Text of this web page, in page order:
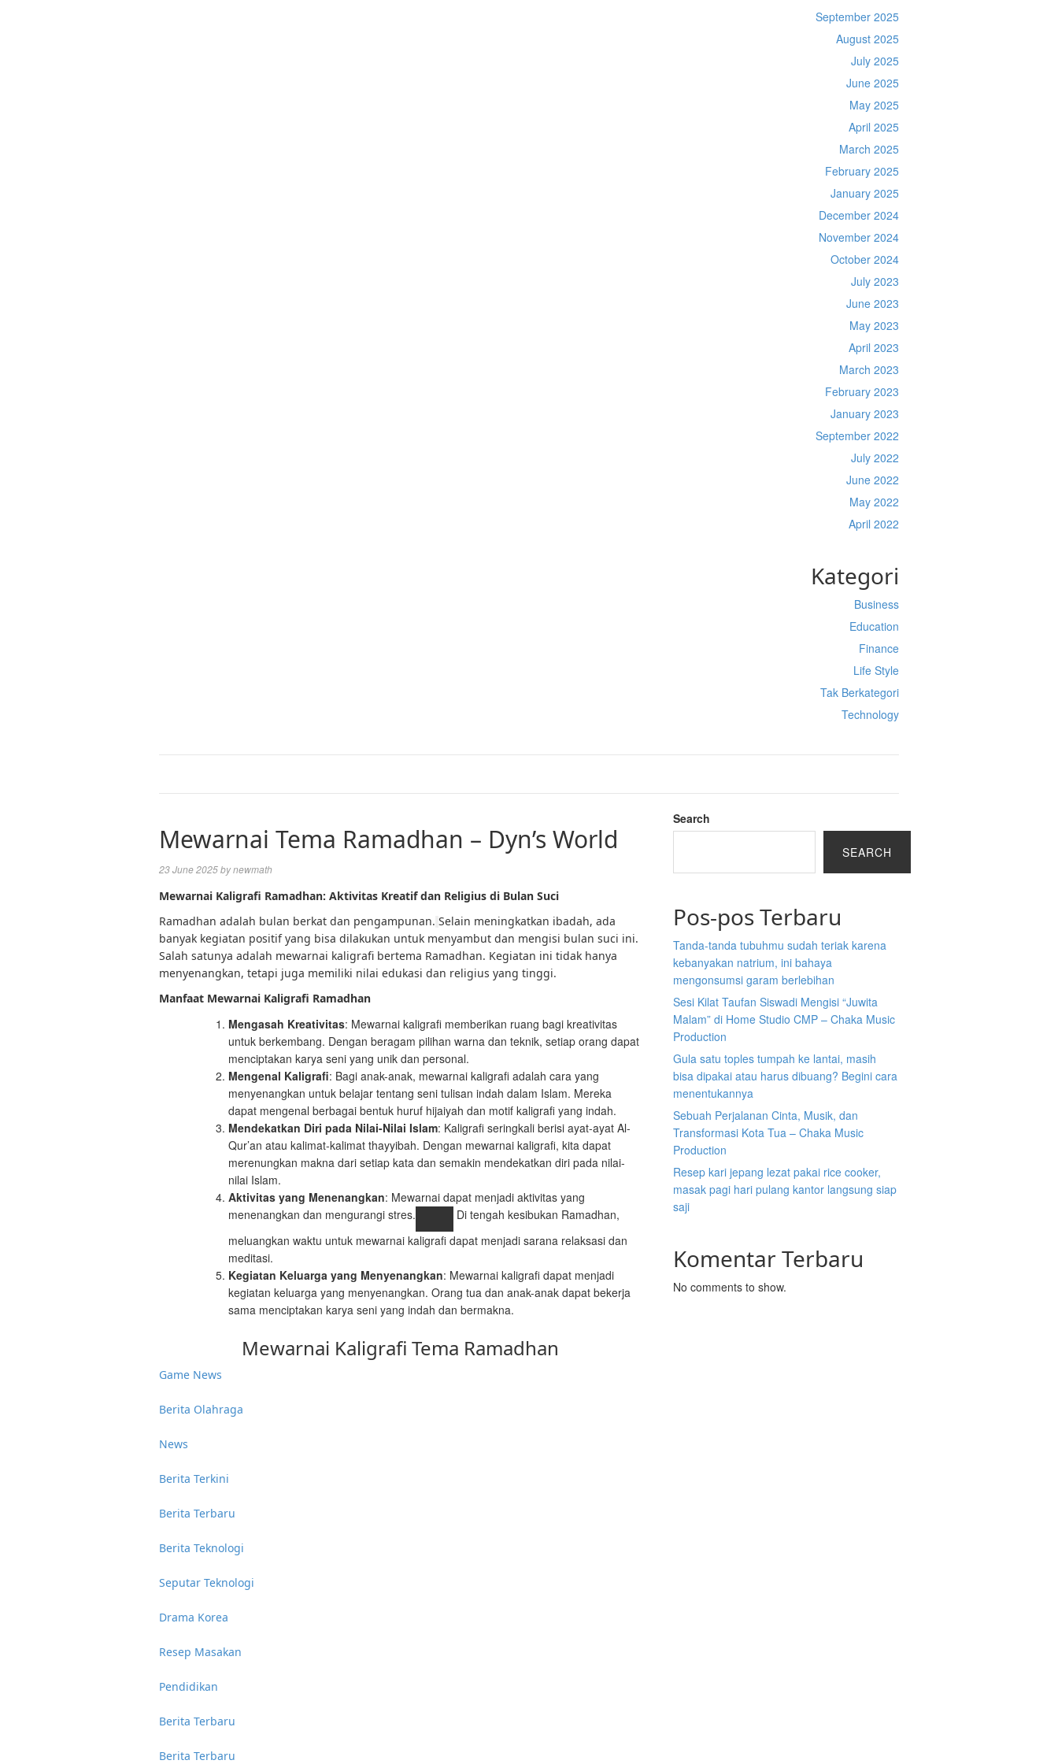
September 2025
August 2025
July 2025
June 2025
May 2025
April 2025
March 2025
February 2025
January 2025
December 2024
November 2024
October 2024
July 2023
June 2023
May 2023
April 2023
March 2023
February 2023
January 2023
September 2022
July 2022
June 2022
May 2022
April 2022
Kategori
Business
Education
Finance
Life Style
Tak Berkategori
Technology
Mewarnai Tema Ramadhan – Dyn’s World
23 June 2025bynewmath
Mewarnai Kaligrafi Ramadhan: Aktivitas Kreatif dan Religius di Bulan Suci
Ramadhan adalah bulan berkat dan pengampunan. Selain meningkatkan ibadah, ada
banyak kegiatan positif yang bisa dilakukan untuk menyambut dan mengisi bulan suci ini.
Salah satunya adalah mewarnai kaligrafi bertema Ramadhan. Kegiatan ini tidak hanya
menyenangkan, tetapi juga memiliki nilai edukasi dan religius yang tinggi.
Manfaat Mewarnai Kaligrafi Ramadhan
Mengasah Kreativitas: Mewarnai kaligrafi memberikan ruang bagi kreativitas
untuk berkembang. Dengan beragam pilihan warna dan teknik, setiap orang dapat
menciptakan karya seni yang unik dan personal.
Mengenal Kaligrafi: Bagi anak-anak, mewarnai kaligrafi adalah cara yang
menyenangkan untuk belajar tentang seni tulisan indah dalam Islam. Mereka
dapat mengenal berbagai bentuk huruf hijaiyah dan motif kaligrafi yang indah.
Mendekatkan Diri pada Nilai-Nilai Islam: Kaligrafi seringkali berisi ayat-ayat Al-
Qur’an atau kalimat-kalimat thayyibah. Dengan mewarnai kaligrafi, kita dapat
merenungkan makna dari setiap kata dan semakin mendekatkan diri pada nilai-
nilai Islam.
Aktivitas yang Menenangkan: Mewarnai dapat menjadi aktivitas yang
menenangkan dan mengurangi stres.
Di tengah kesibukan Ramadhan,
meluangkan waktu untuk mewarnai kaligrafi dapat menjadi sarana relaksasi dan
meditasi.
Kegiatan Keluarga yang Menyenangkan: Mewarnai kaligrafi dapat menjadi
kegiatan keluarga yang menyenangkan. Orang tua dan anak-anak dapat bekerja
sama menciptakan karya seni yang indah dan bermakna.
Mewarnai Kaligrafi Tema Ramadhan
Game News
Berita Olahraga
News
Berita Terkini
Berita Terbaru
Berita Teknologi
Seputar Teknologi
Drama Korea
Resep Masakan
Pendidikan
Berita Terbaru
Berita Terbaru
Search
SEARCH
Pos-pos Terbaru
Tanda-tanda tubuhmu sudah teriak karena
kebanyakan natrium, ini bahaya
mengonsumsi garam berlebihan
Sesi Kilat Taufan Siswadi Mengisi “Juwita
Malam” di Home Studio CMP – Chaka Music
Production
Gula satu toples tumpah ke lantai, masih
bisa dipakai atau harus dibuang? Begini cara
menentukannya
Sebuah Perjalanan Cinta, Musik, dan
Transformasi Kota Tua – Chaka Music
Production
Resep kari jepang lezat pakai rice cooker,
masak pagi hari pulang kantor langsung siap
saji
Komentar Terbaru
No comments to show.